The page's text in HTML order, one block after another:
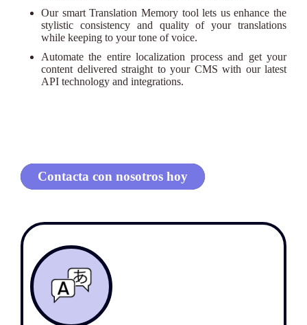
Our smart Translation Memory tool lets us enhance the
stylistic consistency and quality of your translations
while keeping to your tone of voice.
Automate the entire localization process and get your
content delivered straight to your CMS with our latest
API technology and integrations.
Contacta con nosotros hoy